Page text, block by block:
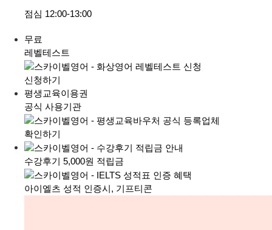
점심 12:00-13:00
무료
레벨테스트
신청하기
평생교육이용권
공식 사용기관
확인하기
수강후기 5,000원 적립금
아이엘츠 성적 인증시, 기프티콘